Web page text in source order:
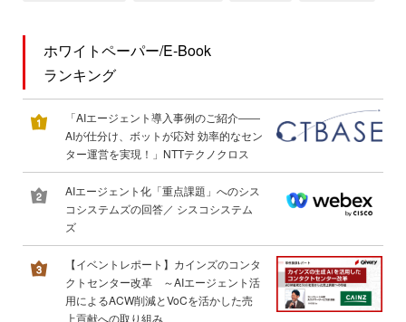
ホワイトペーパー/E-Book
ランキング
「AIエージェント導入事例のご紹介――
AIが仕分け、ボットが応対 効率的なセン
ター運営を実現！」NTTテクノクロス
AIエージェント化「重点課題」へのシス
コシステムズの回答／ シスコシステム
ズ
【イベントレポート】カインズのコンタ
クトセンター改革 ～AIエージェント活
用によるACW削減とVoCを活かした売
上貢献への取り組み